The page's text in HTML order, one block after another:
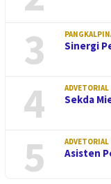
3 Sinergi
4 ADVETORIAL
Sekda
5 ADVETORIAL
Asisten